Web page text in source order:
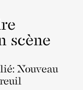
scène
Nouveau